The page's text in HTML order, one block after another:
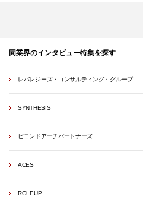
同業界のインタビュー特集を探す
レバレジーズ・コンサルティング・グループ
SYNTHESIS
ビヨンドアーチパートナーズ
ACES
ROLEUP